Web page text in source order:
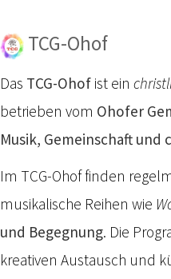
TCG-Ohof
Das TCG-Ohof ist ein
betrieben vom Ohofer
Musik, Gemeinschaft und
Im TCG-Ohof finden
musikalische Reihen wie
und Begegnung. Die
kreativen Austausch und